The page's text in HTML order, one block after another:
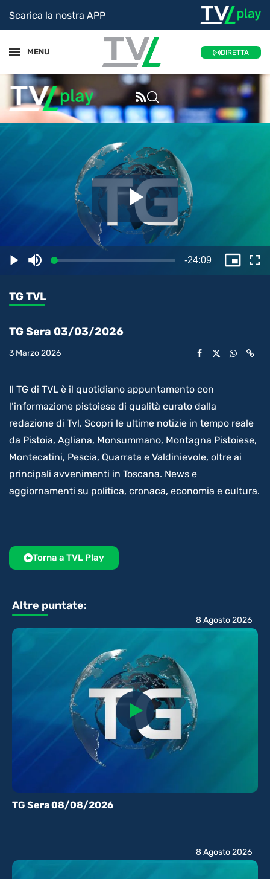
Scarica la nostra APP
MENU DIRETTA
il
PlayDisattiva
Caricato:
Tempo
-24:09
TG TVL
TG Sera 03/03/2026
3 Marzo 2026
Il TG di TVL è il quotidiano appuntamento con
l’informazione pistoiese di qualità curato dalla
redazione di Tvl. Scopri le ultime notizie in tempo reale
da Pistoia, Agliana, Monsummano, Montagna Pistoiese,
Montecatini, Pescia, Quarrata e Valdinievole, oltre ai
principali avvenimenti in Toscana. News e
aggiornamenti su politica, cronaca, economia e cultura.
Torna a TVL Play
Altre puntate:
TG Sera 08/08/2026
8 Agosto 2026
8 Agosto 2026